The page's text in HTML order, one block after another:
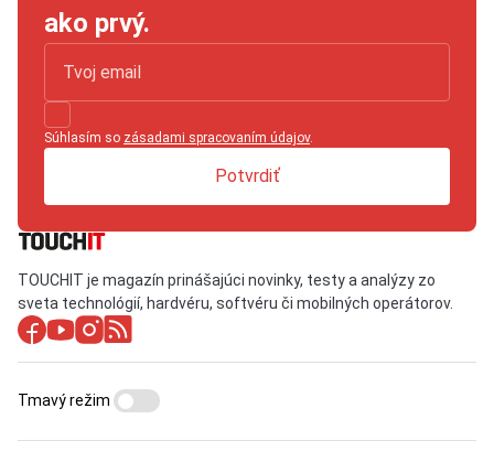
ako prvý.
Súhlasím so zásadami spracovaním údajov.
Potvrdiť
TOUCHIT je magazín prinášajúci novinky, testy a analýzy zo
sveta technológií, hardvéru, softvéru či mobilných operátorov.
Tmavý režim